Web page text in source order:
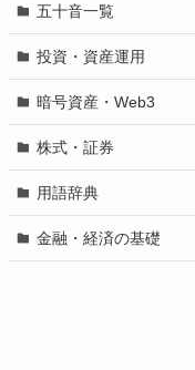
五十音一覧
投資・資産運用
暗号資産・Web3
株式・証券
用語辞典
金融・経済の基礎